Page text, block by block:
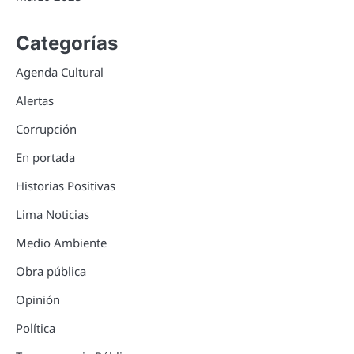
Categorías
Agenda Cultural
Alertas
Corrupción
En portada
Historias Positivas
Lima Noticias
Medio Ambiente
Obra pública
Opinión
Política